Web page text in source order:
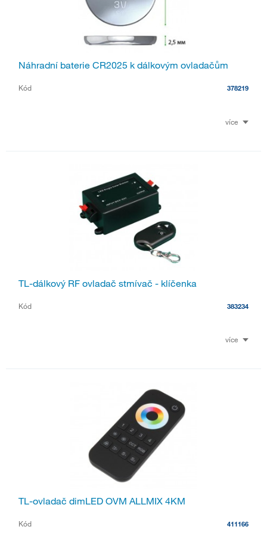
Náhradní baterie CR2025 k dálkovým ovladačům
Kód 378219
více
TL-dálkový RF ovladač stmívač - klíčenka
Kód 383234
více
TL-ovladač dimLED OVM ALLMIX 4KM
Kód 411166